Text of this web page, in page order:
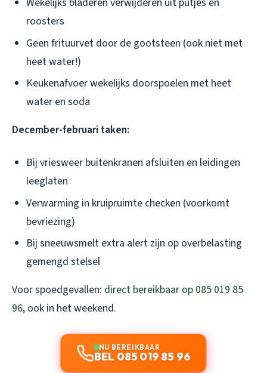
roosters
Geen frituurvet door de gootsteen (ook niet met
heet water!)
Keukenafvoer wekelijks doorspoelen met heet
water en soda
December-februari taken:
Bij vriesweer buitenkranen afsluiten en leidingen
leeglaten
Verwarming in kruipruimte checken (voorkomt
bevriezing)
Bij sneeuwsmelt extra alert zijn op overbelasting
gemengd stelsel
Voor spoedgevallen: direct bereikbaar op 085 019 85
96, ook in het weekend.
NU BEREIKBAAR
BEL 085 019 85 96